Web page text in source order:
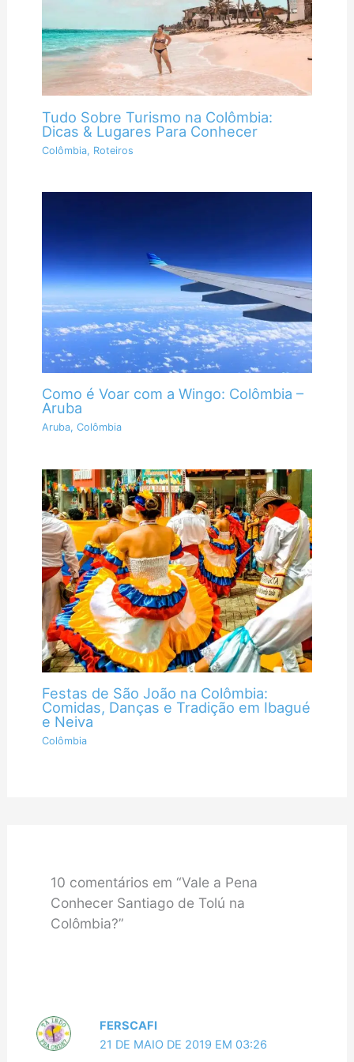
Tudo Sobre Turismo na Colômbia:
Dicas & Lugares Para Conhecer
Colômbia, Roteiros
Como é Voar com a Wingo: Colômbia –
Aruba
Aruba, Colômbia
Festas de São João na Colômbia:
Comidas, Danças e Tradição em Ibagué
e Neiva
Colômbia
10 comentários em “Vale a Pena
Conhecer Santiago de Tolú na
Colômbia?”
FERSCAFI
21 DE MAIO DE 2019 EM 03:26